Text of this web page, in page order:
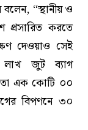
“স্থানীয় ও
প্রসারিত করতে
দেওয়াও সেই
জুট ব্যাগ
তা এক কোটি ০০
বিপণনে ৩০